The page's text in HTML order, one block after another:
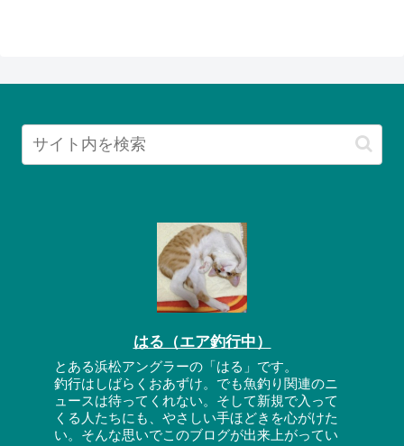
はる（エア釣行中）
とある浜松アングラーの「はる」です。
釣行はしばらくおあずけ。でも魚釣り関連のニ
ュースは待ってくれない。そして新規で入って
くる人たちにも、やさしい手ほどきを心がけた
い。そんな思いでこのブログが出来上がってい